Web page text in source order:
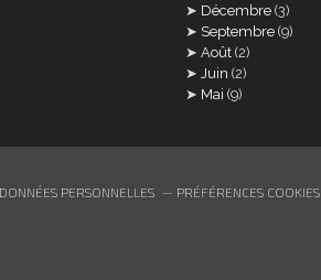
Décembre (3)
Septembre (9)
Août (2)
Juin (2)
Mai (9)
PERSONNELLES PRÉFÉRENCES COOKIES